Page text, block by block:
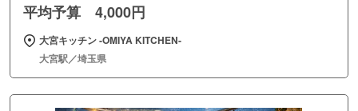
平均予算 4,000円
大宮キッチン ‐OMIYA KITCHEN‐
大宮駅／埼玉県